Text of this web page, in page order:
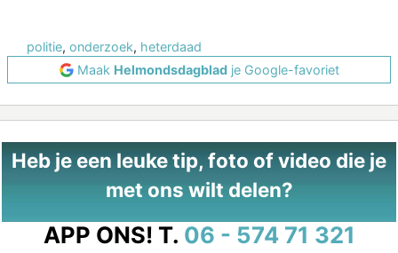
politie, onderzoek, heterdaad
Maak Helmondsdagbladje Google-favoriet
Heb je een leuke tip, foto of video die je
met ons wilt delen?
APP ONS! T. 06 - 574 71 321